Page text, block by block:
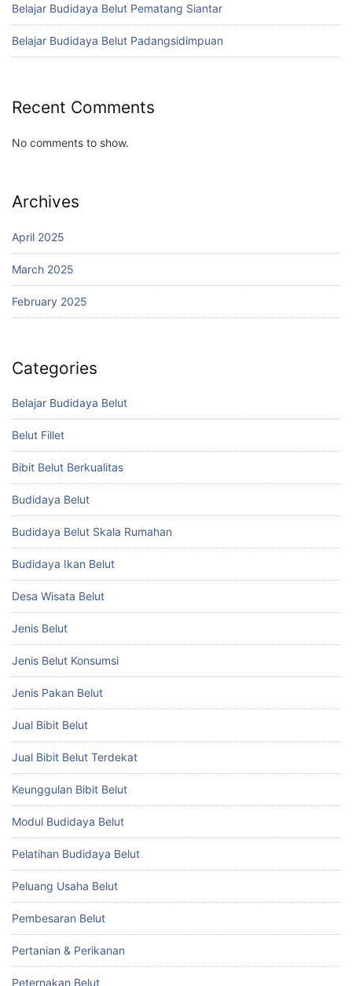
Belajar Budidaya Belut Pematang Siantar
Belajar Budidaya Belut Padangsidimpuan
Recent Comments
No comments to show.
Archives
April 2025
March 2025
February 2025
Categories
Belajar Budidaya Belut
Belut Fillet
Bibit Belut Berkualitas
Budidaya Belut
Budidaya Belut Skala Rumahan
Budidaya Ikan Belut
Desa Wisata Belut
Jenis Belut
Jenis Belut Konsumsi
Jenis Pakan Belut
Jual Bibit Belut
Jual Bibit Belut Terdekat
Keunggulan Bibit Belut
Modul Budidaya Belut
Pelatihan Budidaya Belut
Peluang Usaha Belut
Pembesaran Belut
Pertanian & Perikanan
Peternakan Belut